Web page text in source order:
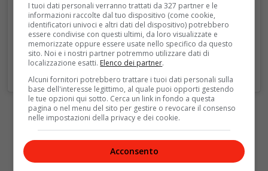
I tuoi dati personali verranno trattati da 327 partner e le
informazioni raccolte dal tuo dispositivo (come cookie,
identificatori univoci e altri dati del dispositivo) potrebbero
essere condivise con questi ultimi, da loro visualizzate e
memorizzate oppure essere usate nello specifico da questo
sito. Noi e i nostri partner potremmo utilizzare dati di
localizzazione esatti. Elenco dei partner.
Alcuni fornitori potrebbero trattare i tuoi dati personali sulla
base dell'interesse legittimo, al quale puoi opporti gestendo
le tue opzioni qui sotto. Cerca un link in fondo a questa
pagina o nel menu del sito per gestire o revocare il consenso
nelle impostazioni della privacy e dei cookie.
Acconsento